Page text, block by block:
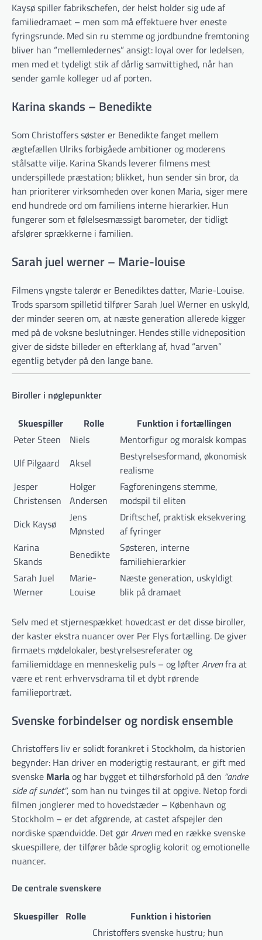
Kaysø spiller fabrikschefen, der helst holder sig ude af
familiedramaet – men som må effektuere hver eneste
fyringsrunde. Med sin ru stemme og jordbundne fremtoning
bliver han “mellemledernes” ansigt: loyal over for ledelsen,
men med et tydeligt stik af dårlig samvittighed, når han
sender gamle kolleger ud af porten.
Karina skands – Benedikte
Som Christoffers søster er Benedikte fanget mellem
ægtefællen Ulriks forbigåede ambitioner og moderens
stålsatte vilje. Karina Skands leverer filmens mest
underspillede præstation; blikket, hun sender sin bror, da
han prioriterer virksomheden over konen Maria, siger mere
end hundrede ord om familiens interne hierarkier. Hun
fungerer som et følelsesmæssigt barometer, der tidligt
afslører sprækkerne i familien.
Sarah juel werner – Marie-louise
Filmens yngste talerør er Benediktes datter, Marie-Louise.
Trods sparsom spilletid tilfører Sarah Juel Werner en uskyld,
der minder seeren om, at næste generation allerede kigger
med på de voksne beslutninger. Hendes stille vidneposition
giver de sidste billeder en efterklang af, hvad “arven”
egentlig betyder på den lange bane.
Biroller i nøglepunkter
Skuespiller Rolle
Funktion i fortællingen
Peter Steen
Niels
Mentorfigur og moralsk kompas
Ulf Pilgaard
Aksel
Bestyrelsesformand, økonomisk
realisme
Jesper
Christensen
Holger
Andersen
Fagforeningens stemme,
modspil til eliten
Dick Kaysø
Jens
Mønsted
Driftschef, praktisk eksekvering
af fyringer
Karina
Skands
Benedikte
Søsteren, interne
familiehierarkier
Sarah Juel
Werner
Marie-
Louise
Næste generation, uskyldigt
blik på dramaet
Selv med et stjernespækket hovedcast er det disse biroller,
der kaster ekstra nuancer over Per Flys fortælling. De giver
firmaets mødelokaler, bestyrelsesreferater og
familiemiddage en menneskelig puls – og løfterArvenfra at
være et rent erhvervsdrama til et dybt rørende
familieportræt.
Svenske forbindelser og nordisk ensemble
Christoffers liv er solidt forankret i Stockholm, da historien
begynder: Han driver en moderigtig restaurant, er gift med
svenske Mariaog har bygget et tilhørsforhold på den “andre
side af sundet”, som han nu tvinges til at opgive. Netop fordi
filmen jonglerer med to hovedstæder – København og
Stockholm – er det afgørende, at castet afspejler den
nordiske spændvidde. Det gørArvenmed en række svenske
skuespillere, der tilfører både sproglig kolorit og emotionelle
nuancer.
De centrale svenskere
Skuespiller Rolle Funktion i historien
Christoffers svenske hustru; hun